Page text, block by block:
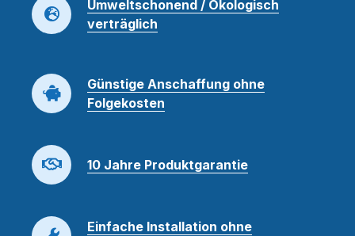
Umweltschonend / Ökologisch
verträglich
Günstige Anschaffung ohne
Folgekosten
10 Jahre Produktgarantie
Einfache Installation ohne